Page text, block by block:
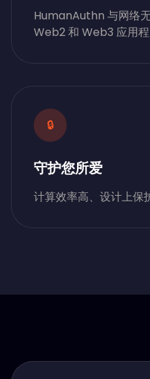
HumanAuthn 与网络
Web2 和 Web3 应用程
🔒
守护您所爱
计算效率高、设计上保